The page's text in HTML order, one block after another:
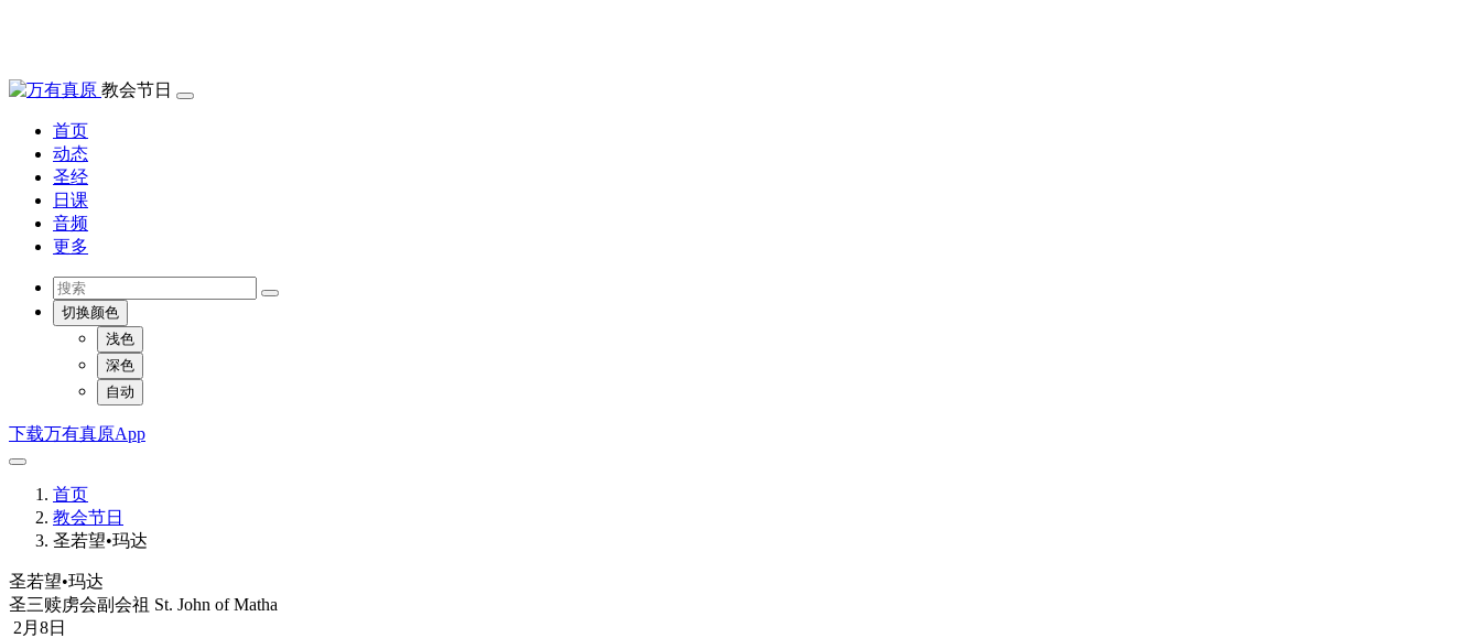
教会节日
首页
动态
圣经
日课
音频
更多
切换颜色
浅色
深色
自动
下载万有真原App
首页
教会节日
圣若望•玛达
圣若望•玛达
圣三赎虏会副会祖 St. John of Matha
2月8日